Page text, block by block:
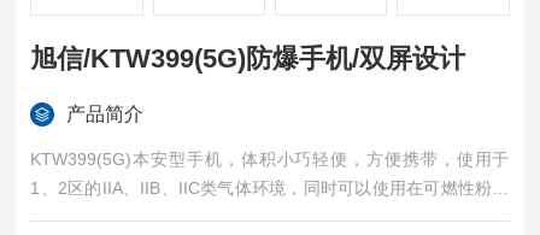
旭信/KTW399(5G)防爆手机/双屏设计
产品简介
KTW399(5G)本安型手机，体积小巧轻便，方便携带，使用于
1、2区的IIA、IIB、IIC类气体环境，同时可以使用在可燃性粉尘
环境中。旭信/KTW399(5G)防爆手机/双屏设计